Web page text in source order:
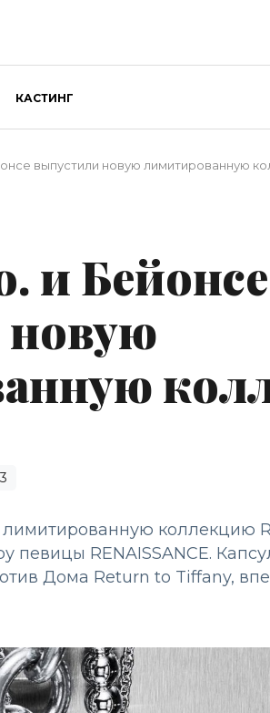
КАСТИНГ
выпустили новую лимитированную
и Бейонсе
коллекцию
певицы RENAISSANCE.
Дома Return to Tiffany,